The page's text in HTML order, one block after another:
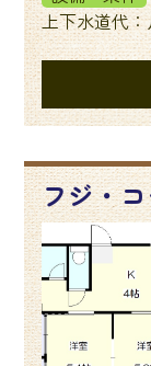
上下水道代
フジ・